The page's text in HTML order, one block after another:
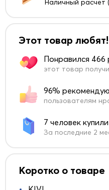
Наличный расчет
Этот товар любят!
Понравился 466
этот товар
96%
пользователям
7 человек купили
За последние 2
Коротко о товаре